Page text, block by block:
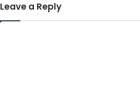
Leave a Reply